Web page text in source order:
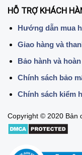
HỖ TRỢ KHÁCH
Hướng dẫn mua
Giao hàng và
Bảo hành và
Chính sách bảo
Chính sách kiểm
Copyright © 2020 Bản